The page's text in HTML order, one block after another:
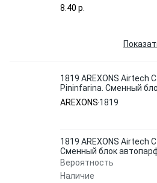
8.40 p.
1819 AREXONS Airtech
Pininfarina. Сменный
'Бальза
AREXONS 1819
1819 AREXONS Airtech
Сменный блок
Вероятность
Наличие